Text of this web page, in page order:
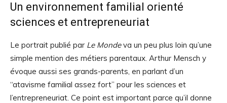
Un environnement familial orienté
sciences et entrepreneuriat
Le portrait publié par Le Mondeva un peu plus loin qu’une
simple mention des métiers parentaux. Arthur Mensch y
évoque aussi ses grands-parents, en parlant d’un
“atavisme familial assez fort” pour les sciences et
l’entrepreneuriat. Ce point est important parce qu’il donne